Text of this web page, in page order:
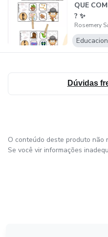
QUE
? ✨
Dúvidas
O conteúdo deste produto não
Se você vir informações